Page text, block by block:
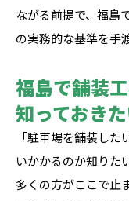
ながる前提で、福島
の実務的な基準を手
福島で舗装
知っておき
「駐車場を舗装し
いかかるのか知りた
多くの方がここで止